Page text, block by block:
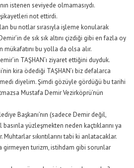
istenen seviyede olmamasıydı.
şikayetleri not ettirdi.
bu notlar sırasıyla işleme konularak
de sık sık altını çizdiği gibi en fazla oy
mükafatını bu yolla da olsa alır.
TAŞHAN’ı ziyaret ettiğini duyduk.
kira ödediği TAŞHAN’ı biz defalarca
diyelim. Şimdi gözüyle gördüğü bu tarihi
Mustafa Demir Vezirköprü’nün
Başkanı’nın (sadece Demir değil,
yüzleşmekten neden kaçtıklarını ya
Muhtarlar sıkıntılarını tabi ki anlatacaklar.
girmeyen turizm, istihdam gibi sorunlar